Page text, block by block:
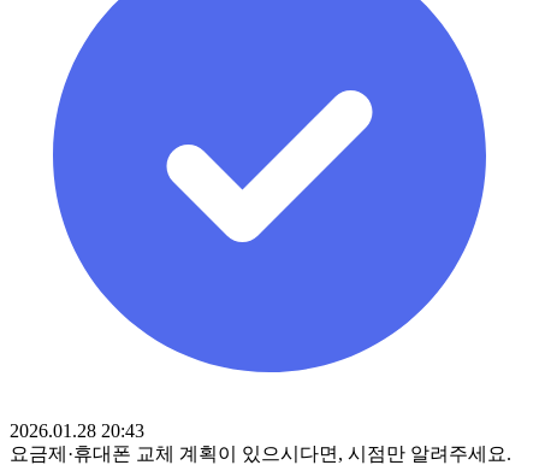
2026.01.28 20:43
요금제·휴대폰 교체 계획이 있으시다면, 시점만 알려주세요.